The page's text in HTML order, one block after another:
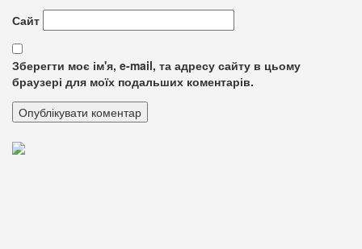
Сайт
Зберегти моє ім'я, e-mail, та адресу сайту в цьому
браузері для моїх подальших коментарів.